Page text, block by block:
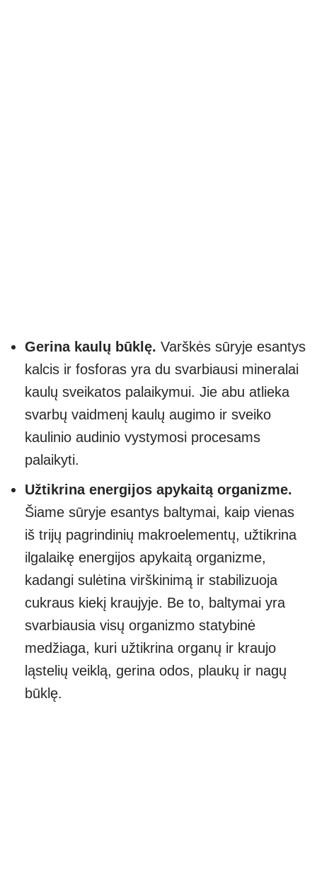
Gerina kaulų būklę. Varškės sūryje esantys
kalcis ir fosforas yra du svarbiausi mineralai
kaulų sveikatos palaikymui. Jie abu atlieka
svarbų vaidmenį kaulų augimo ir sveiko
kaulinio audinio vystymosi procesams
palaikyti.
Užtikrina energijos apykaitą organizme.
Šiame sūryje esantys baltymai, kaip vienas
iš trijų pagrindinių makroelementų, užtikrina
ilgalaikę energijos apykaitą organizme,
kadangi sulėtina virškinimą ir stabilizuoja
cukraus kiekį kraujyje. Be to, baltymai yra
svarbiausia visų organizmo statybinė
medžiaga, kuri užtikrina organų ir kraujo
ląstelių veiklą, gerina odos, plaukų ir nagų
būklę.